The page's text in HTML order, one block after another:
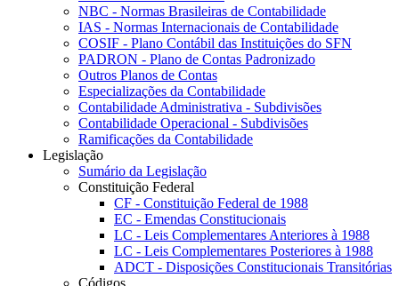
NBC - Normas Brasileiras de Contabilidade
IAS - Normas Internacionais de Contabilidade
COSIF - Plano Contábil das Instituições do SFN
PADRON - Plano de Contas Padronizado
Outros Planos de Contas
Especializações da Contabilidade
Contabilidade Administrativa - Subdivisões
Contabilidade Operacional - Subdivisões
Ramificações da Contabilidade
Legislação
Sumário da Legislação
Constituição Federal
CF - Constituição Federal de 1988
EC - Emendas Constitucionais
LC - Leis Complementares Anteriores à 1988
LC - Leis Complementares Posteriores à 1988
ADCT - Disposições Constitucionais Transitórias